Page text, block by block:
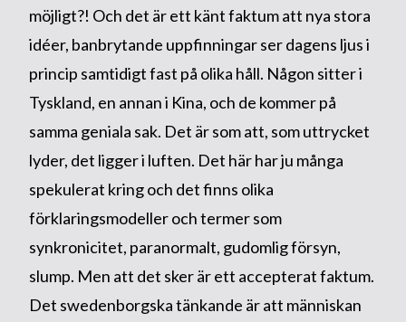
möjligt?! Och det är ett känt faktum att nya stora
idéer, banbrytande uppfinningar ser dagens ljus i
princip samtidigt fast på olika håll. Någon sitter i
Tyskland, en annan i Kina, och de kommer på
samma geniala sak. Det är som att, som uttrycket
lyder, det ligger i luften. Det här har ju många
spekulerat kring och det finns olika
förklaringsmodeller och termer som
synkronicitet, paranormalt, gudomlig försyn,
slump. Men att det sker är ett accepterat faktum.
Det swedenborgska tänkande är att människan